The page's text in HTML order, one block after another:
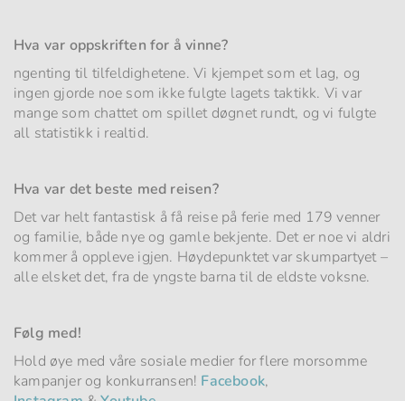
Hva var oppskriften for å vinne?
ngenting til tilfeldighetene. Vi kjempet som et lag, og
ingen gjorde noe som ikke fulgte lagets taktikk. Vi var
mange som chattet om spillet døgnet rundt, og vi fulgte
all statistikk i realtid.
Hva var det beste med reisen?
Det var helt fantastisk å få reise på ferie med 179 venner
og familie, både nye og gamle bekjente. Det er noe vi aldri
kommer å oppleve igjen. Høydepunktet var skumpartyet –
alle elsket det, fra de yngste barna til de eldste voksne.
Følg med!
Hold øye med våre sosiale medier for flere morsomme
kampanjer og konkurransen! Facebook,